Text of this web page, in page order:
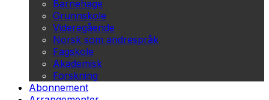
Barnehage
Grunnskole
Videregående
Norsk som andrespråk
Fagskole
Akademisk
Forskning
Abonnement